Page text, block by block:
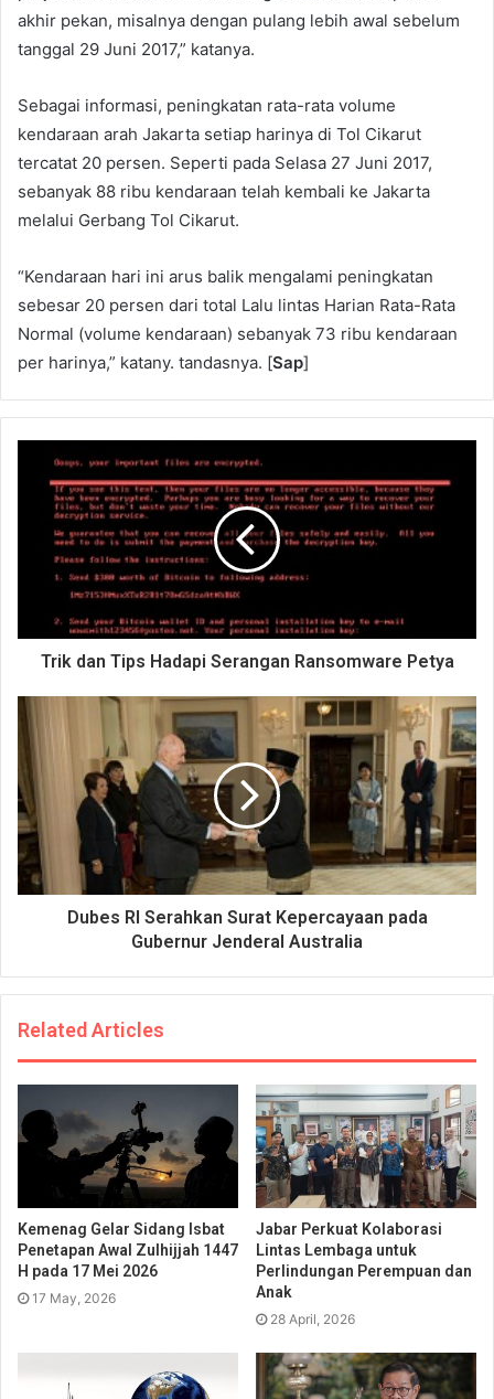
akhir pekan, misalnya dengan pulang lebih awal sebelum
tanggal 29 Juni 2017,” katanya.
Sebagai informasi, peningkatan rata-rata volume
kendaraan arah Jakarta setiap harinya di Tol Cikarut
tercatat 20 persen. Seperti pada Selasa 27 Juni 2017,
sebanyak 88 ribu kendaraan telah kembali ke Jakarta
melalui Gerbang Tol Cikarut.
“Kendaraan hari ini arus balik mengalami peningkatan
sebesar 20 persen dari total Lalu lintas Harian Rata-Rata
Normal (volume kendaraan) sebanyak 73 ribu kendaraan
per harinya,” katany. tandasnya. [Sap]
Trik dan Tips Hadapi Serangan Ransomware Petya
Dubes RI Serahkan Surat Kepercayaan pada
Gubernur Jenderal Australia
Related Articles
Kemenag Gelar Sidang Isbat
Penetapan Awal Zulhijjah 1447
H pada 17 Mei 2026
17 May, 2026
Jabar Perkuat Kolaborasi
Lintas Lembaga untuk
Perlindungan Perempuan dan
Anak
28 April, 2026